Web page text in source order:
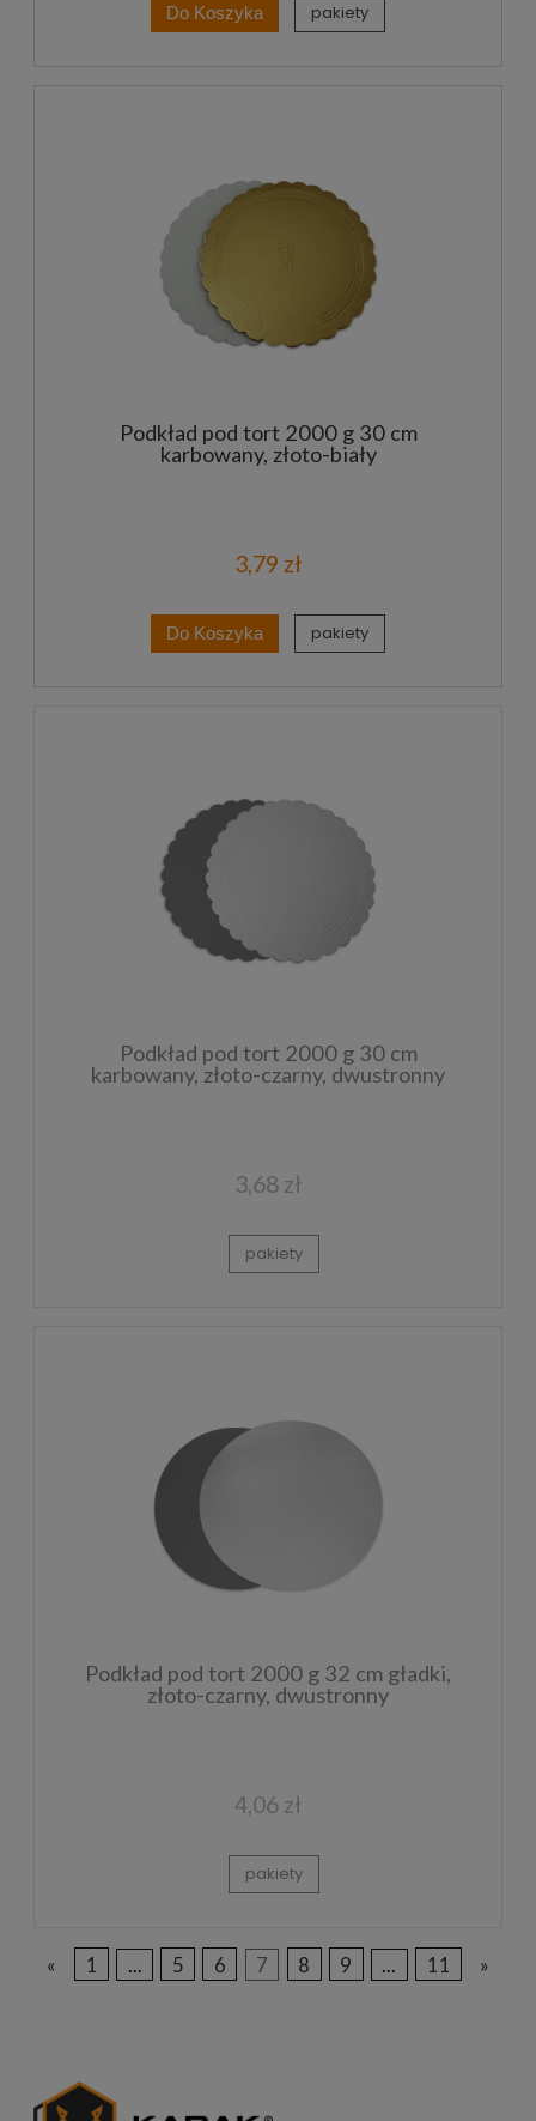
Do Koszyka pakiety
Podkład pod tort 2000 g 30 cm
karbowany, złoto-biały
3,79 zł
Do Koszyka pakiety
Podkład pod tort 2000 g 30 cm
karbowany, złoto-czarny, dwustronny
3,68 zł
pakiety
Podkład pod tort 2000 g 32 cm gładki,
złoto-czarny, dwustronny
4,06 zł
pakiety
« 1 ... 5 6 7 8 9 ... 11 »